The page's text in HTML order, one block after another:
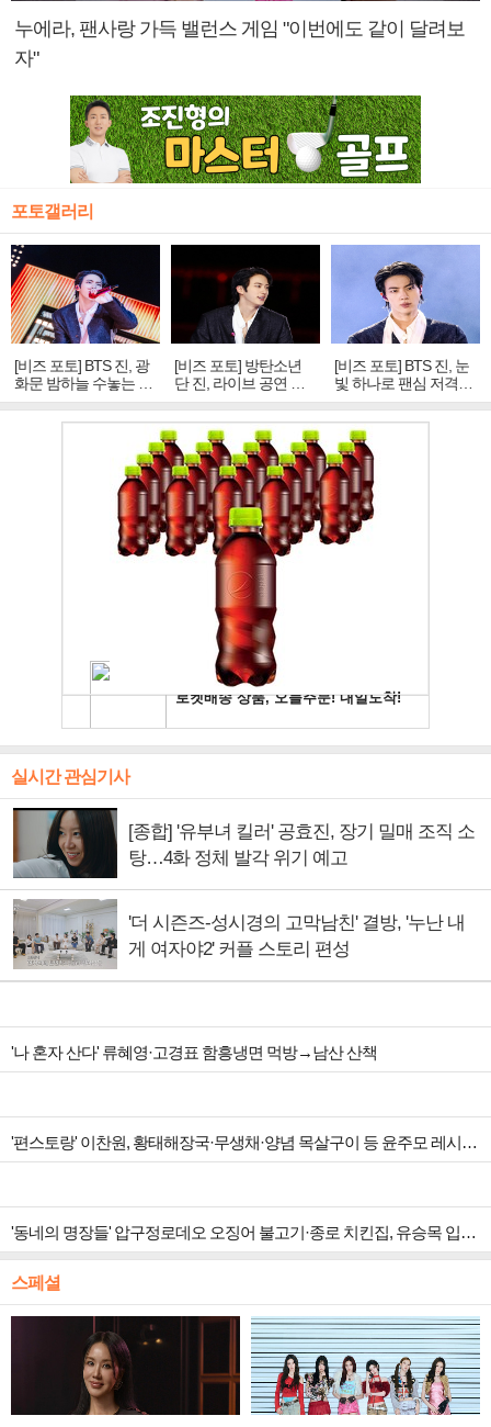
누에라, 팬사랑 가득 밸런스 게임 "이번에도 같이 달려보
자"
포토갤러리
[비즈 포토] BTS 진, 광
화문 밤하늘 수놓는 '비
주얼 킹'의 열창
[비즈 포토] 방탄소년
단 진, 라이브 공연 중
빛나는 독보적 아우라
[비즈 포토] BTS 진, 눈
빛 하나로 팬심 저격…
독보적 카리스마
실시간 관심기사
[종합] '유부녀 킬러' 공효진, 장기 밀매 조직 소
탕…4화 정체 발각 위기 예고
'더 시즌즈-성시경의 고막남친' 결방, '누난 내
게 여자야2' 커플 스토리 편성
'나 혼자 산다' 류혜영·고경표 함흥냉면 먹방→남산 산책
'편스토랑' 이찬원, 황태해장국·무생채·양념 목살구이 등 윤주모 레시피 섭렵
'동네의 명장들' 압구정로데오 오징어 불고기·종로 치킨집, 유승목 입맛 저격
스페셜